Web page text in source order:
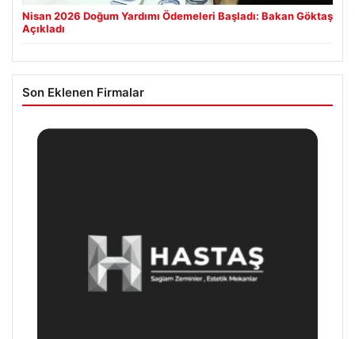
Nisan 2026 Doğum Yardımı Ödemeleri Başladı: Bakan Göktaş
Açıkladı
Son Eklenen Firmalar